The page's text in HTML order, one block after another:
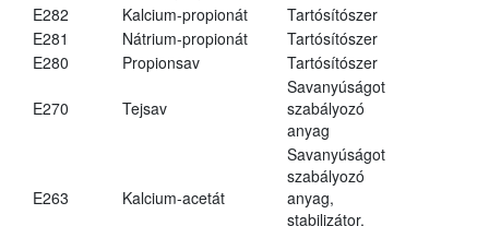
E282
Kalcium-propionát
Tartósítószer
E281
Nátrium-propionát
Tartósítószer
E280
Propionsav Tartósítószer
E270 Tejsav
Savanyúságot
szabályozó
anyag
E263 Kalcium-acetát
Savanyúságot
szabályozó
anyag,
stabilizátor,